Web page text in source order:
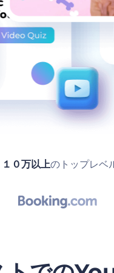
１０万以上のトップレベ